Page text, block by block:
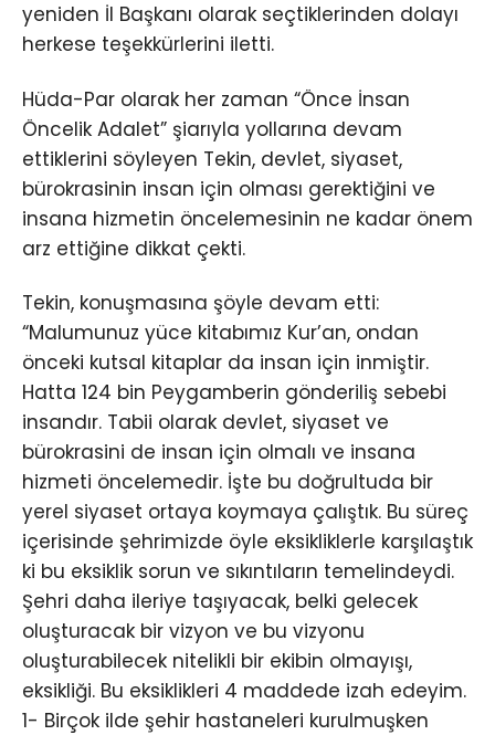
yeniden İl Başkanı olarak seçtiklerinden dolayı
herkese teşekkürlerini iletti.
Hüda-Par olarak her zaman “Önce İnsan
Öncelik Adalet” şiarıyla yollarına devam
ettiklerini söyleyen Tekin, devlet, siyaset,
bürokrasinin insan için olması gerektiğini ve
insana hizmetin öncelemesinin ne kadar önem
arz ettiğine dikkat çekti.
Tekin, konuşmasına şöyle devam etti:
“Malumunuz yüce kitabımız Kur’an, ondan
önceki kutsal kitaplar da insan için inmiştir.
Hatta 124 bin Peygamberin gönderiliş sebebi
insandır. Tabii olarak devlet, siyaset ve
bürokrasini de insan için olmalı ve insana
hizmeti öncelemedir. İşte bu doğrultuda bir
yerel siyaset ortaya koymaya çalıştık. Bu süreç
içerisinde şehrimizde öyle eksikliklerle karşılaştık
ki bu eksiklik sorun ve sıkıntıların temelindeydi.
Şehri daha ileriye taşıyacak, belki gelecek
oluşturacak bir vizyon ve bu vizyonu
oluşturabilecek nitelikli bir ekibin olmayışı,
eksikliği. Bu eksiklikleri 4 maddede izah edeyim.
1- Birçok ilde şehir hastaneleri kurulmuşken